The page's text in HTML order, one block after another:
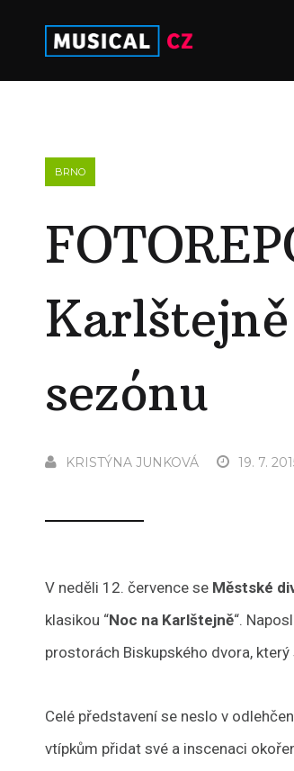
BRNO
sezónu
KRISTÝNA JUNKOVÁ 19. 7.
V neděli 12. července se Městské
klasikou “Noc na Karlštejně“.
prostorách Biskupského dvora,
Celé představení se neslo v
vtípkům přidat své a inscenaci